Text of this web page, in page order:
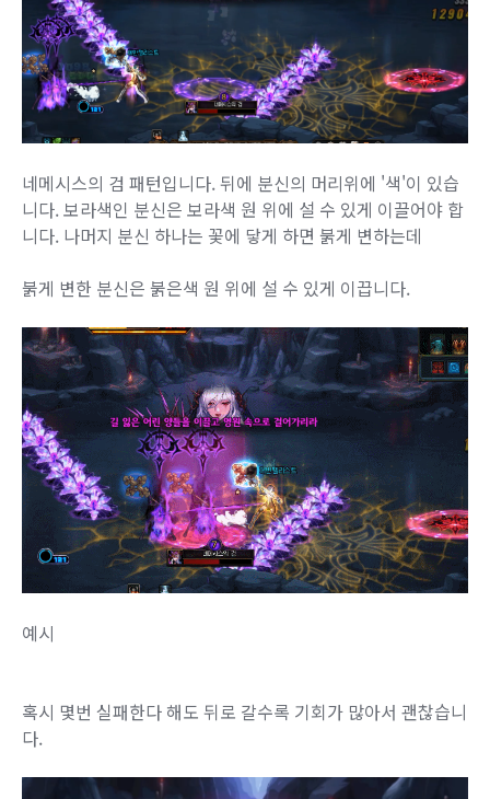
네메시스의 검 패턴입니다. 뒤에 분신의 머리위에 '색'이 있습
니다. 보라색인 분신은 보라색 원 위에 설 수 있게 이끌어야 합
니다. 나머지 분신 하나는 꽃에 닿게 하면 붉게 변하는데
붉게 변한 분신은 붉은색 원 위에 설 수 있게 이끕니다.
예시
혹시 몇번 실패한다 해도 뒤로 갈수록 기회가 많아서 괜찮습니
다.